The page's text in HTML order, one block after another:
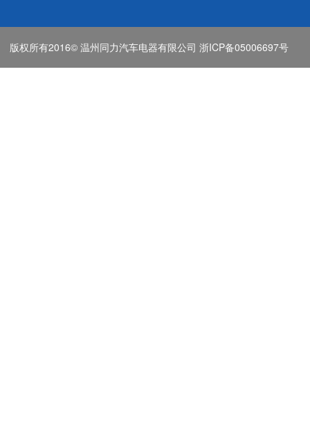
版权所有2016© 温州同力汽车电器有限公司 浙ICP备05006697号